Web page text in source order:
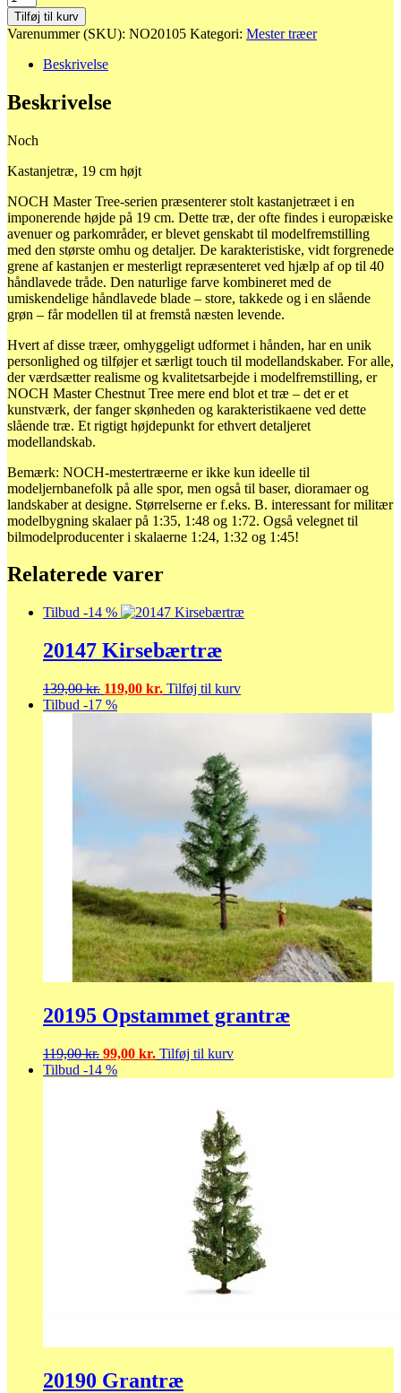
Kastanjetræ,
19
cm
Tilføj til kurv
Varenummer (SKU): NO20105 Kategori: Mester træer
Beskrivelse
Beskrivelse
Noch
Kastanjetræ, 19 cm højt
NOCH Master Tree-serien præsenterer stolt kastanjetræet i en
imponerende højde på 19 cm. Dette træ, der ofte findes i europæiske
avenuer og parkområder, er blevet genskabt til modelfremstilling
med den største omhu og detaljer. De karakteristiske, vidt forgrenede
grene af kastanjen er mesterligt repræsenteret ved hjælp af op til 40
håndlavede tråde. Den naturlige farve kombineret med de
umiskendelige håndlavede blade – store, takkede og i en slående
grøn – får modellen til at fremstå næsten levende.
Hvert af disse træer, omhyggeligt udformet i hånden, har en unik
personlighed og tilføjer et særligt touch til modellandskaber. For alle,
der værdsætter realisme og kvalitetsarbejde i modelfremstilling, er
NOCH Master Chestnut Tree mere end blot et træ – det er et
kunstværk, der fanger skønheden og karakteristikaene ved dette
slående træ. Et rigtigt højdepunkt for ethvert detaljeret
modellandskab.
Bemærk: NOCH-mestertræerne er ikke kun ideelle til
modeljernbanefolk på alle spor, men også til baser, dioramaer og
landskaber at designe. Størrelserne er f.eks. B. interessant for militær
modelbygning skalaer på 1:35, 1:48 og 1:72. Også velegnet til
bilmodelproducenter i skalaerne 1:24, 1:32 og 1:45!
Relaterede varer
Tilbud -14 %
20147 Kirsebærtræ
139,00kr. Den
oprindelige
119,00 kr. Den
119,00 kr..
Tilføj til kurv
Tilbud -17 %
20195 Opstammet grantræ
119,00kr. Den
oprindelige
99,00 kr. Den
Tilføj til kurv
Tilbud -14 %
20190 Grantræ